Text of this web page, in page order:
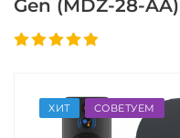
Gen (MDZ-28-AA)
ХИТ СОВЕТУЕМ